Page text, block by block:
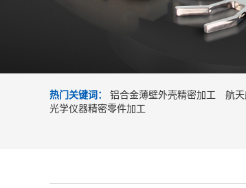
热门关键词： 铝合金薄壁外壳精密加工 航
光学仪器精密零件加工